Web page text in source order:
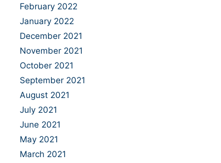
February 2022
January 2022
December 2021
November 2021
October 2021
September 2021
August 2021
July 2021
June 2021
May 2021
March 2021